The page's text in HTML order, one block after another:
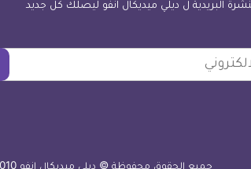
البريدية ل ديلي ميديكال انفو ليصلك كل جديد